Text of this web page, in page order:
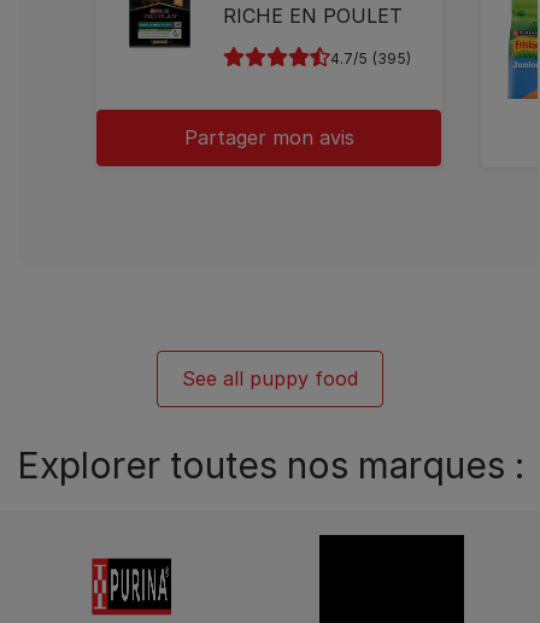
RICHE EN POULET
4.7 (395)
Partager mon avis
See all puppy food
Explorer toutes nos marques :